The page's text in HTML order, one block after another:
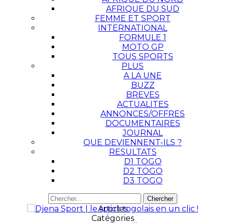
AFRIQUE DU SUD
FEMME ET SPORT
INTERNATIONAL
FORMULE 1
MOTO GP
TOUS SPORTS
PLUS
A LA UNE
BUZZ
BREVES
ACTUALITES
ANNONCES/OFFRES
DOCUMENTAIRES
JOURNAL
QUE DEVIENNENT-ILS ?
RESULTATS
D1 TOGO
D2 TOGO
D3 TOGO
Articles
Catégories